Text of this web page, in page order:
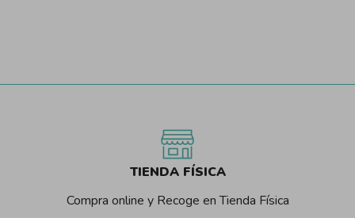
TIENDA FÍSICA
Compra online y Recoge en Tienda Física